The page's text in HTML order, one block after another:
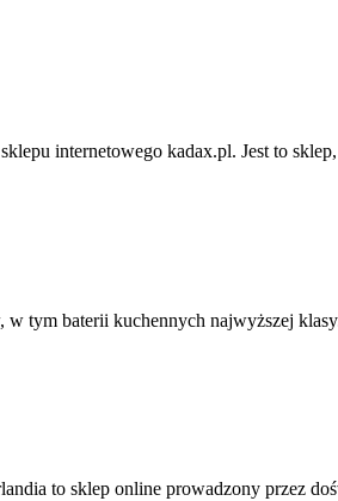
internetowego kadax.pl. Jest to
w tym baterii kuchennych najwyższej
to sklep online prowadzony przez